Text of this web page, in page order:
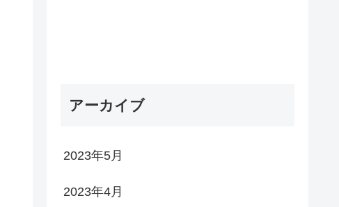
アーカイブ
2023年5月
2023年4月